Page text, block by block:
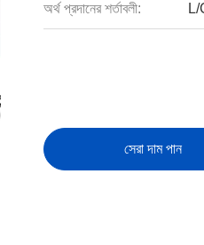
অর্থ প্রদানের শর্তাবলী: L/
সেরা দাম পান